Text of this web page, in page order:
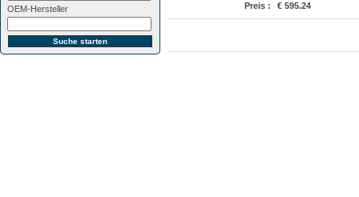
OEM-Hersteller
Preis :
€ 595.24